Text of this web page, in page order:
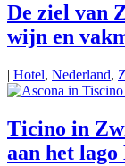
De ziel van
wijn en
| Hotel, Nederland,
Ticino in
aan het